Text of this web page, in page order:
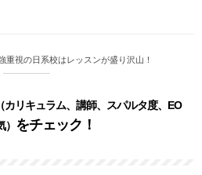
重視の日系校はレッスンが盛り沢山！
カリキュラム、講師、スパルタ度、EO
をチェック！